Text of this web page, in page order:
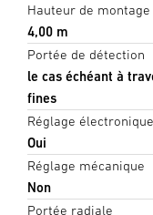
Hauteur de montage
4,00 m
Portée de détection
le cas échéant à
fines
Réglage électronique
Oui
Réglage mécanique
Non
Portée radiale